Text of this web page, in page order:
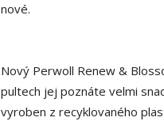
nové.
Nový Perwoll Renew &
pultech jej poznáte velmi
vyroben z recyklovaného